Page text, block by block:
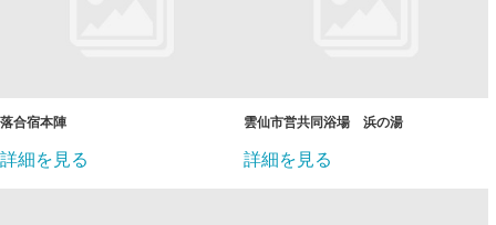
落合宿本陣
詳細を見る
雲仙市営共同浴場 浜の湯
詳細を見る